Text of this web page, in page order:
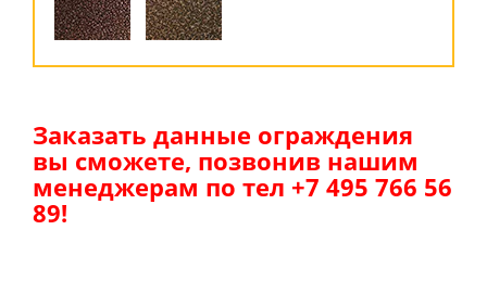
Заказать данные ограждения
вы сможете, позвонив нашим
менеджерам по тел +7 495 766 56
89!